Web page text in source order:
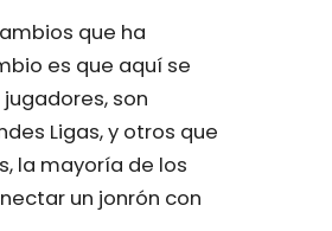
que ha
es que aquí se
son
Ligas, y otros que
la mayoría de los
un jonrón con